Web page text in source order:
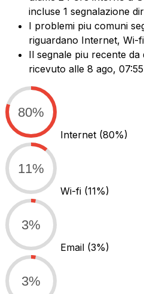
incluse 1 segnalazione
I problemi piu comuni
riguardano Internet, Wi-
Il segnale piu recente da
ricevuto alle 8 ago, 07:55
80%
Internet (80%)
11%
Wi-fi (11%)
3%
Email (3%)
3%